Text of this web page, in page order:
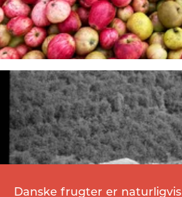
Danske frugter er